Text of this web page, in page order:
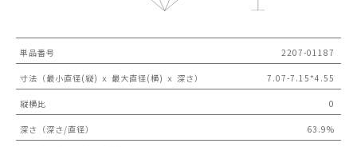
単品番号 2207-01187
寸法（最小直径(縦) ｘ 最大直径(横) ｘ 深さ） 7.07-7.15*4.55
縦横比 0
深さ（深さ/直径） 63.9%